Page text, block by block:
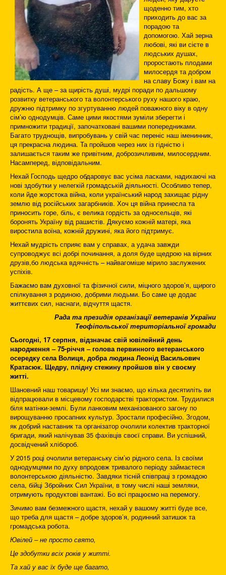
щоденно тим, хто
приходить до вас за
порадою та
допомогою. Хай зерна
любові, які ви сієте в
людських душах,
проростають плодами
милосердя та добром
на славу Божу і вам на
радість. А ще – за щирість душі, мудрі поради по дальшому
розвитку ветеранського та волонтерського руху нашого краю,
дружню підтримку по згуртуванню людей поважного віку в одну
сім’ю однодумців. Саме цими якостями зуміли зберегти і
примножити традиції, започатковані вашими попередниками.
Багато труднощів, випробувань у свій час переніс наш іменинник,
ця прекрасна людина. Та пройшов через них із гідністю і
залишається таким же привітним, доброзичливим, милосердним.
Насамперед, відповідальним.
Нехай Господь щедро обдаровує вас усіма ласками, надихаючі на
нові здобутки у нелегкій громадській діяльності. Особливо тепер,
коли йде жорстока війна, коли український народ захищає рідну
землю від російських загарбників. Хоч ця війна принесла та
приносить горе, біль, є велика гордість за односельців, які
боронять Україну від рашистів. Дякуємо кожній матері, яка
виростила воїна, кожній дружині, яка його підтримує.
Нехай мудрість сприяє вам у справах, а удача завжди
супроводжує всі добрі починання, а доля буде щедрою на вірних
друзів,бо людська вдячність – найвагоміше мірило заслужених
успіхів.
Бажаємо вам духовної та фізичної сили, міцного здоров’я, щирого
спілкування з родиною, добрими людьми. Бо саме це додає
життєвих сил, наснаги, відчуття щастя.
Рада та президія організації ветеранів України
Теофіпольської територіальної громади
Сьогодні, 17 серпня, відзначає свій ювілейний день
народження – 75-річчя – голова первинного ветеранського
осередку села Волиця, добра людина Леонід Васильович
Кратасюк. Щедру, плідну стежину пройшов він у своєму
житті.
Шановний наш товаришу! Усі ми знаємо, що кілька десятиліть ви
відпрацювали в місцевому господарстві трактористом. Трудилися
біля матінки-землі. Були ланковим механізованого загону по
вирощуванню просапних культур. Зростали професійно. Згодом,
як добрий наставник та організатор очолили колектив тракторної
бригади, який налічував 35 фахівців своєї справи. Ви успішний,
досвідчений хлібороб.
У 2015 році очолили ветеранську сім’ю рідного села. Із своїми
однодумцями по духу впродовж тривалого періоду займаєтеся
волонтерською діяльністю. Завдяки тісній співпраці з громадою
села, бійці Збройних Сил України, в тому числі наші земляки,
отримують продуктові вантажі. Бо всі працюємо на перемогу.
Зичимо вам безмежного щастя, нехай у вашому житті буде все,
що треба для щастя – добре здоров’я, родинний затишок та
громадська робота.
Ювілей – не просто свято,
Це здобутки всіх років у житті.
Та хай у вас їх буде ще багато,